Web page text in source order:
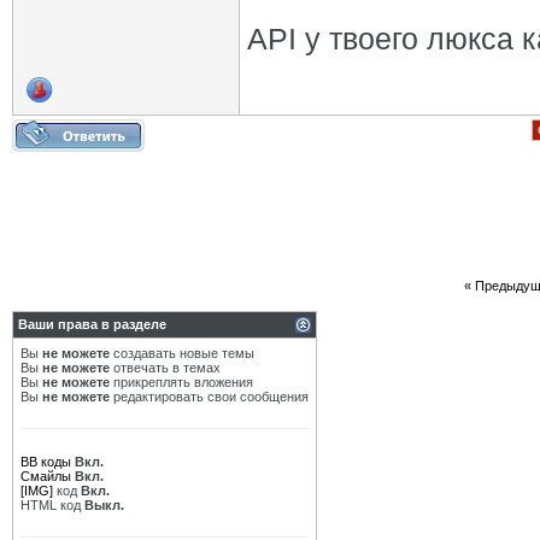
API у твоего люкса
«
Ваши права в разделе
Вы не можете создавать новые темы
Вы не можете отвечать в темах
Вы не можете прикреплять вложения
Вы не можете редактировать свои сообщения
BB коды Вкл.
Смайлы Вкл.
[IMG] код Вкл.
HTML код Выкл.